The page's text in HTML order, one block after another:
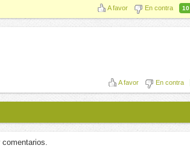
A favor En contra 10
A favor En contra
comentarios.